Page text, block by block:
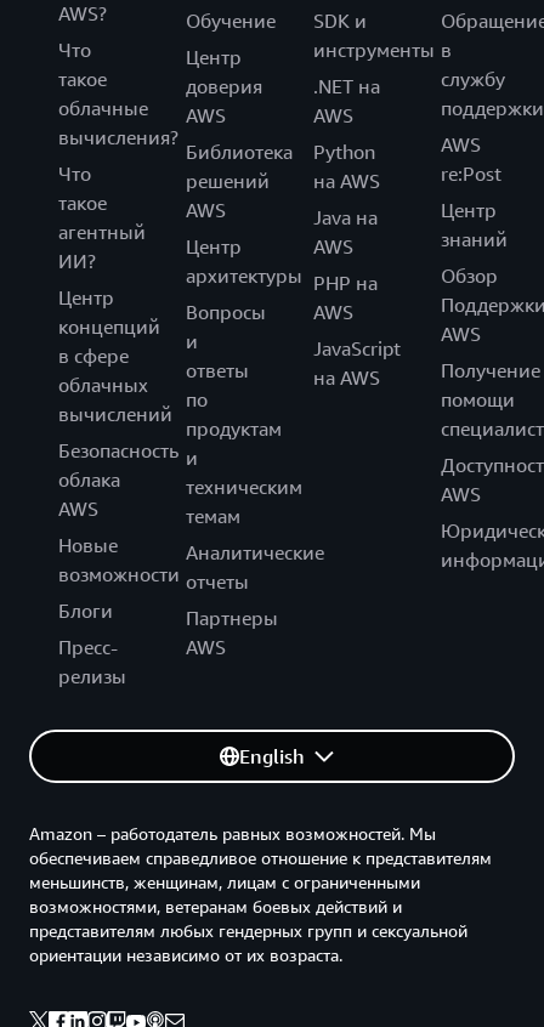
AWS?
Что
такое
облачные
вычисления?
Что
такое
агентный
ИИ?
Центр
концепций
в сфере
облачных
вычислений
Безопасность
облака
AWS
Новые
возможности
Блоги
Пресс-
релизы
Обучение
Центр
доверия
AWS
Библиотека
решений
AWS
Центр
архитектуры
Вопросы
и
ответы
по
продуктам
и
техническим
темам
Аналитические
отчеты
Партнеры
AWS
SDK и
инструменты
.NET на
AWS
Python
на AWS
Java на
AWS
PHP на
AWS
JavaScript
на AWS
в
службу
поддержки
AWS
re:Post
Центр
знаний
Обзор
AWS
Получение
помощи
AWS
English
Amazon – работодатель равных возможностей. Мы
обеспечиваем справедливое отношение к представителям
меньшинств, женщинам, лицам с ограниченными
возможностями, ветеранам боевых действий и
представителям любых гендерных групп и сексуальной
ориентации независимо от их возраста.